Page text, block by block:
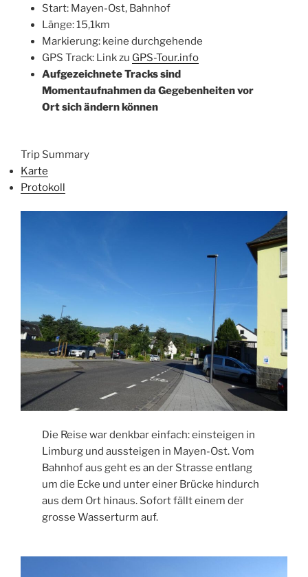
Start: Mayen-Ost, Bahnhof
Länge: 15,1km
Markierung: keine durchgehende
GPS Track: Link zu GPS-Tour.info
Aufgezeichnete Tracks sind
Momentaufnahmen da Gegebenheiten vor
Ort sich ändern können
Trip Summary
Karte
Protokoll
Die Reise war denkbar einfach: einsteigen in
Limburg und aussteigen in Mayen-Ost. Vom
Bahnhof aus geht es an der Strasse entlang
um die Ecke und unter einer Brücke hindurch
aus dem Ort hinaus. Sofort fällt einem der
grosse Wasserturm auf.